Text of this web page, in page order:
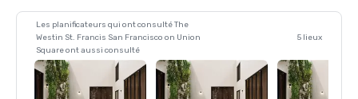
Les planificateurs qui ont consulté The
Westin St. Francis San Francisco on Union
Square ont aussi consulté
5 lieux